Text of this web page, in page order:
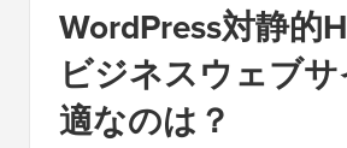
WordPress対静的
ビジネスウェブ
適なのは？